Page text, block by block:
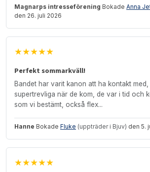
Magnarps intresseförening Bokade Anna
den 26. juli 2026
★★★★★
Perfekt sommarkväll!
Bandet har varit kanon att ha kontakt
supertrevliga när de kom, de var i tid och
som vi bestämt, också flex...
Hanne Bokade Fluke (uppträder i Bjuv) den 5.
★★★★★